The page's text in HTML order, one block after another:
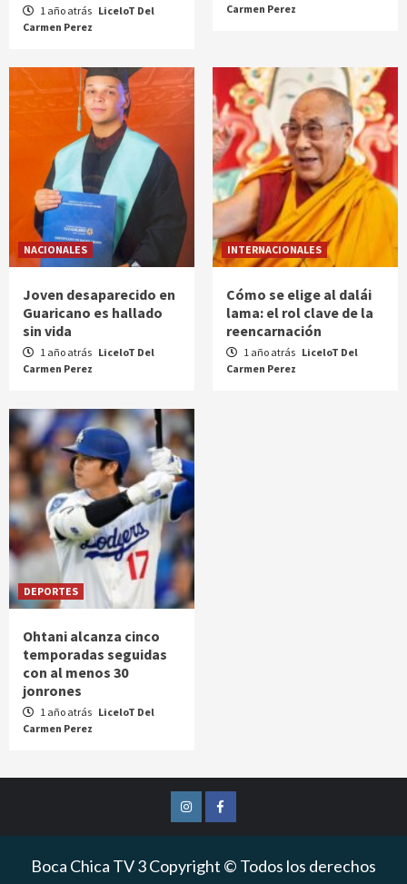
1 año atrás LiceloT Del
Carmen Perez
Carmen Perez
NACIONALES
Joven desaparecido en
Guaricano es hallado
sin vida
1 año atrás LiceloT Del
Carmen Perez
INTERNACIONALES
Cómo se elige al dalái
lama: el rol clave de la
reencarnación
1 año atrás LiceloT Del
Carmen Perez
DEPORTES
Ohtani alcanza cinco
temporadas seguidas
con al menos 30
jonrones
1 año atrás LiceloT Del
Carmen Perez
InstagramFacebook
Boca Chica TV 3 Copyright © Todos los derechos